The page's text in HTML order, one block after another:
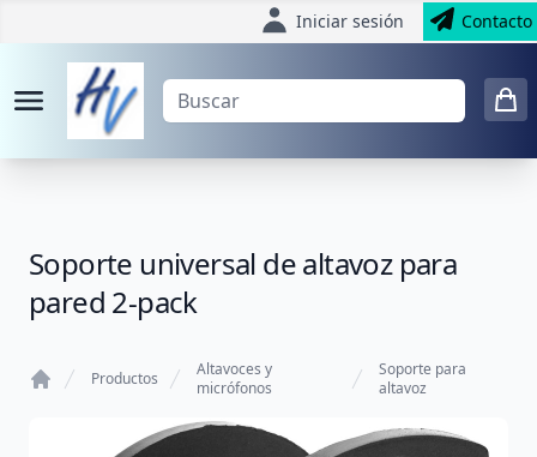
Iniciar sesión Contacto
Soporte universal de altavoz para
pared 2-pack
Productos
Altavoces y
micrófonos
Soporte para
altavoz